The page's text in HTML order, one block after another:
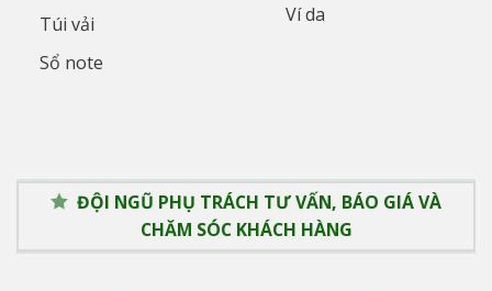
Túi vải
Sổ note
Ví da
ĐỘI NGŨ PHỤ TRÁCH TƯ VẤN, BÁO GIÁ VÀ
CHĂM SÓC KHÁCH HÀNG